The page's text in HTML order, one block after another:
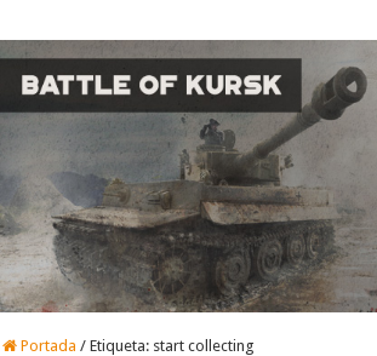
Portada / Etiqueta: start collecting